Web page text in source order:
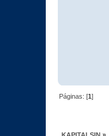
Páginas: [1]